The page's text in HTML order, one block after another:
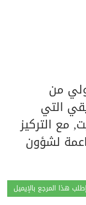
من
التي
مع التركيز
لشؤون
إطلب هذا المرجع بالإيميل